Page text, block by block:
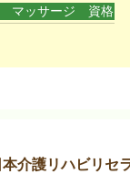
マッサージ 資格
本介護リハビリセ